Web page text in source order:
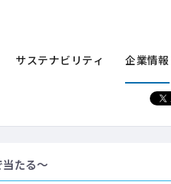
サステナビリティ 企業情報
とはじまるキ
たる～